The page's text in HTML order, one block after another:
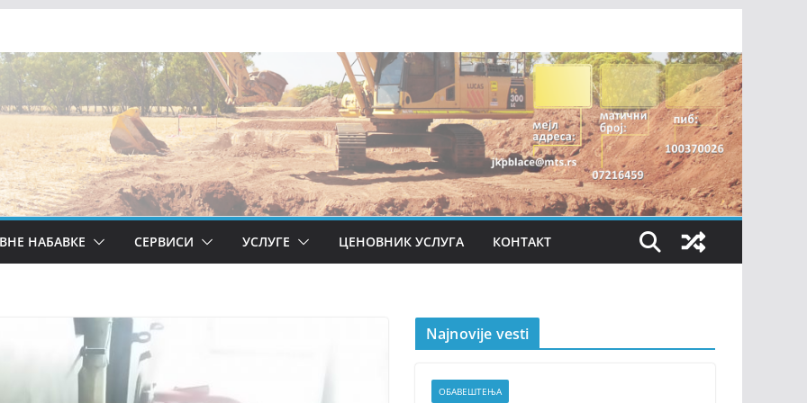
НАБАВКЕ СЕРВИСИ УСЛУГЕ ЦЕНОВНИК УСЛУГА КОНТАКТ
Najnovije vesti
ОБАВЕШТЕЊА